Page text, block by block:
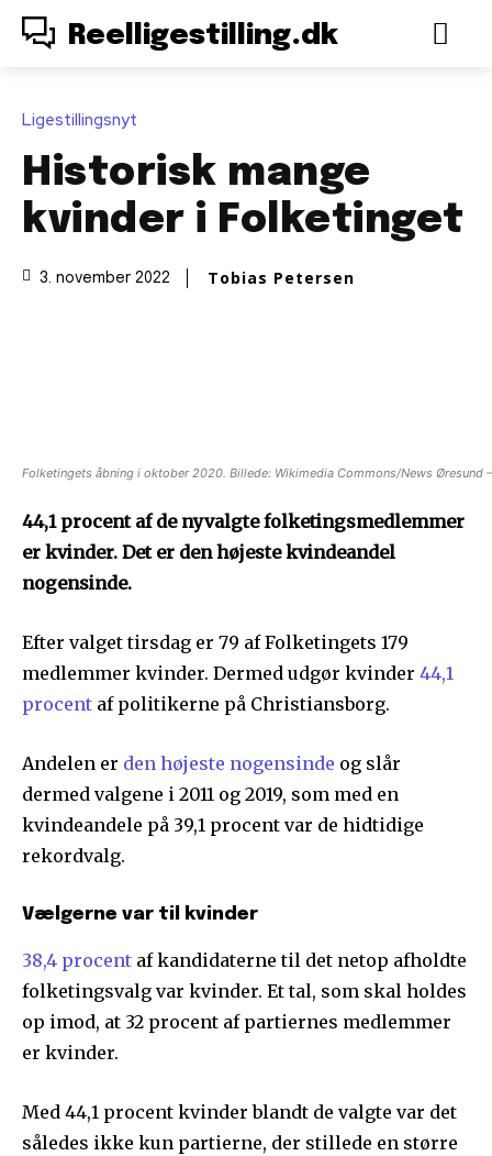
Reelligestilling.dk
Ligestillingsnyt
Historisk mange
kvinder i Folketinget
3. november 2022 Tobias Petersen
Folketingets åbning i oktober 2020. Billede: Wikimedia Commons/News Øresund
44,1 procent af de nyvalgte folketingsmedlemmer
er kvinder. Det er den højeste kvindeandel
nogensinde.
Efter valget tirsdag er 79 af Folketingets 179
medlemmer kvinder. Dermed udgør kvinder 44,1
procent af politikerne på Christiansborg.
Andelen er den højeste nogensinde og slår
dermed valgene i 2011 og 2019, som med en
kvindeandele på 39,1 procent var de hidtidige
rekordvalg.
Vælgerne var til kvinder
38,4 procent af kandidaterne til det netop afholdte
folketingsvalg var kvinder. Et tal, som skal holdes
op imod, at 32 procent af partiernes medlemmer
er kvinder.
Med 44,1 procent kvinder blandt de valgte var det
således ikke kun partierne, der stillede en større